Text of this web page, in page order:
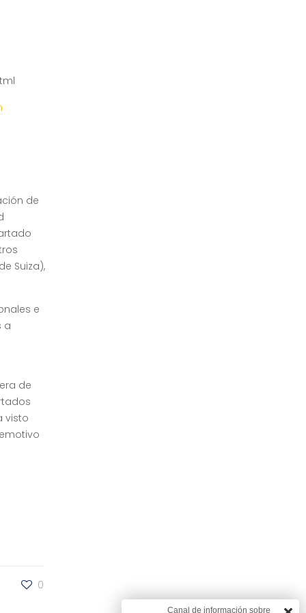
de
Suiza),
e
a
de
visto
0
Canal de información sobre